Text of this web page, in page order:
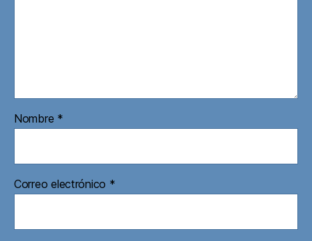
Nombre *
Correo electrónico *